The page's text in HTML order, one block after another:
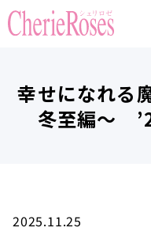
幸せになれる
冬至編～
2025.11.25